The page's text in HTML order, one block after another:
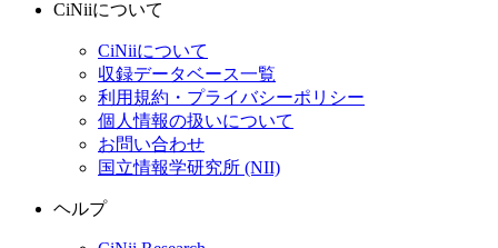
CiNiiについて
CiNiiについて
収録データベース一覧
利用規約・プライバシーポリシー
個人情報の扱いについて
お問い合わせ
国立情報学研究所 (NII)
ヘルプ